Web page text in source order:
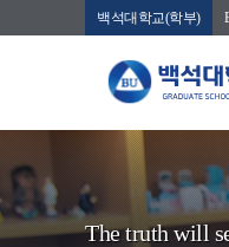
백석대학교(학부)
The truth will